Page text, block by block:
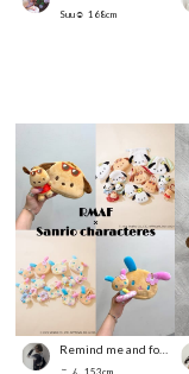
Suu☺︎ 168cm